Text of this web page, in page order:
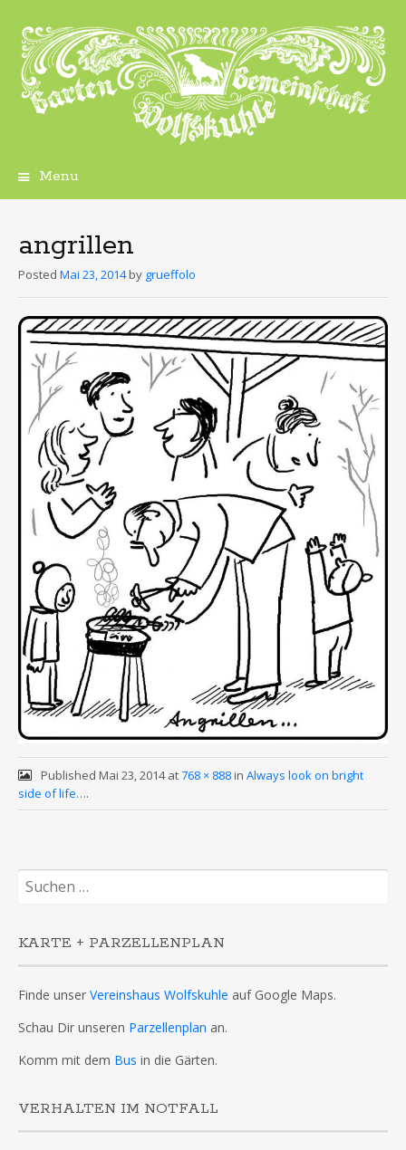
Menu
angrillen
Posted Mai 23, 2014 by grueffolo
Published Mai 23, 2014at768 × 888in Always look on bright
side of life….
Suchen
nach:
KARTE + PARZELLENPLAN
Finde unser Vereinshaus Wolfskuhle auf Google Maps.
Schau Dir unseren Parzellenplan an.
Komm mit dem Bus in die Gärten.
VERHALTEN IM NOTFALL